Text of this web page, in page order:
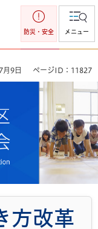
防災・安全 メニュー
月9日 ページID：11827
方改革